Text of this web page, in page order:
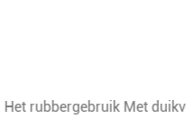
Het rubbergebruik Met